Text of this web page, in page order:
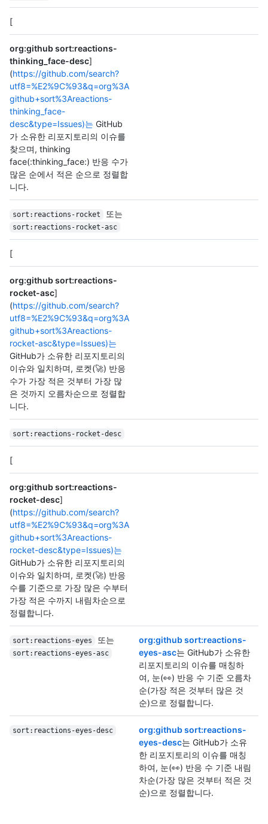
[
org:github sort:reactions-
thinking_face-desc]
(https://github.com/search?
utf8=%E2%9C%93&q=org%3A
github+sort%3Areactions-
thinking_face-
desc&type=Issues)는 GitHub
가 소유한 리포지토리의 이슈를
찾으며, thinking
face(:thinking_face:) 반응 수가
많은 순에서 적은 순으로 정렬합
니다.
sort:reactions-rocket 또는
sort:reactions-rocket-asc
[
org:github sort:reactions-
rocket-asc]
(https://github.com/search?
utf8=%E2%9C%93&q=org%3A
github+sort%3Areactions-
rocket-asc&type=Issues)는
GitHub가 소유한 리포지토리의
이슈와 일치하며, 로켓(🚀) 반응
수가 가장 적은 것부터 가장 많
은 것까지 오름차순으로 정렬합
니다.
sort:reactions-rocket-desc
[
org:github sort:reactions-
rocket-desc]
(https://github.com/search?
utf8=%E2%9C%93&q=org%3A
github+sort%3Areactions-
rocket-desc&type=Issues)는
GitHub가 소유한 리포지토리의
이슈와 일치하며, 로켓(🚀) 반응
수를 기준으로 가장 많은 수부터
가장 적은 수까지 내림차순으로
정렬합니다.
sort:reactions-eyes 또는
sort:reactions-eyes-asc
org:github sort:reactions-
eyes-asc는 GitHub가 소유한
리포지토리의 이슈를 매칭하
여, 눈(👀) 반응 수 기준 오름차
순(가장 적은 것부터 많은 것
순)으로 정렬합니다.
sort:reactions-eyes-desc
org:github sort:reactions-
eyes-desc는 GitHub가 소유
한 리포지토리의 이슈를 매칭
하여, 눈(👀) 반응 수 기준 내림
차순(가장 많은 것부터 적은 것
순)으로 정렬합니다.